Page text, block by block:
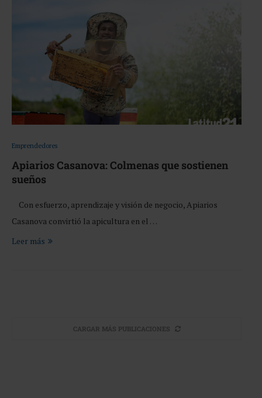
Emprendedores
Apiarios Casanova: Colmenas que sostienen
sueños
Con esfuerzo, aprendizaje y visión de negocio, Apiarios
Casanova convirtió la apicultura en el …
Leer más
CARGAR MÁS PUBLICACIONES